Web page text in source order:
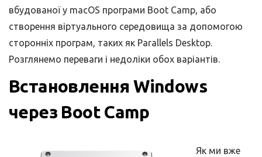
вбудованої у macOS програми Boot Camp, або
створення віртуального середовища за допомогою
сторонніх програм, таких як Parallels Desktop.
Розглянемо переваги і недоліки обох варіантів.
Встановлення Windows
через Boot Camp
Як ми вже